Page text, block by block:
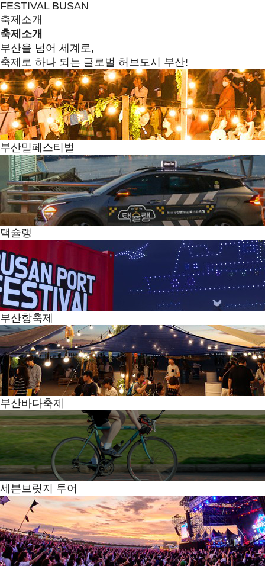
FESTIVAL BUSAN
축제소개
축제소개
부산을 넘어 세계로,
축제로 하나 되는 글로벌 허브도시 부산!
부산밀페스티벌
택슐랭
부산항축제
부산바다축제
세븐브릿지 투어